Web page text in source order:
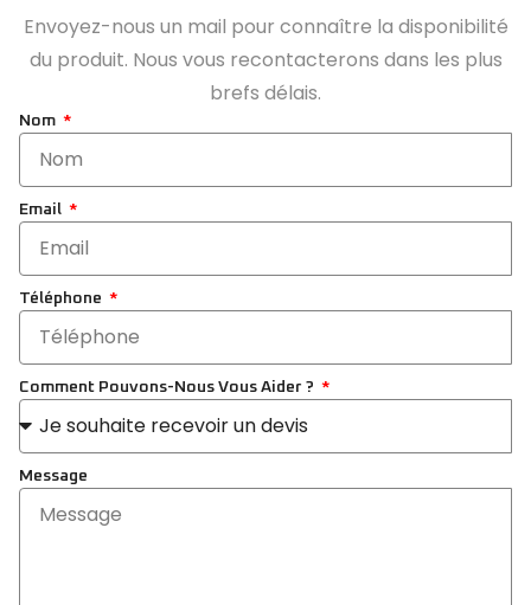
Envoyez-nous un mail pour connaître la disponibilité
du produit. Nous vous recontacterons dans les plus
brefs délais.
Nom
Email
Téléphone
Comment Pouvons-Nous Vous Aider ?
Message